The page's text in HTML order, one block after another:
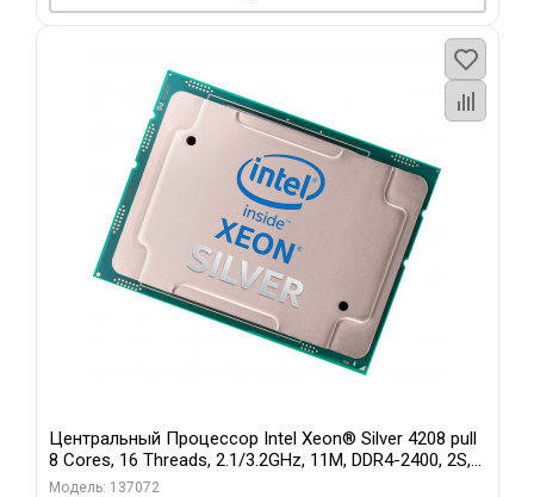
Центральный Процессор Intel Xeon® Silver 4208 pull
8 Cores, 16 Threads, 2.1/3.2GHz, 11M, DDR4-2400, 2S,
85W oem
Модель: 137072